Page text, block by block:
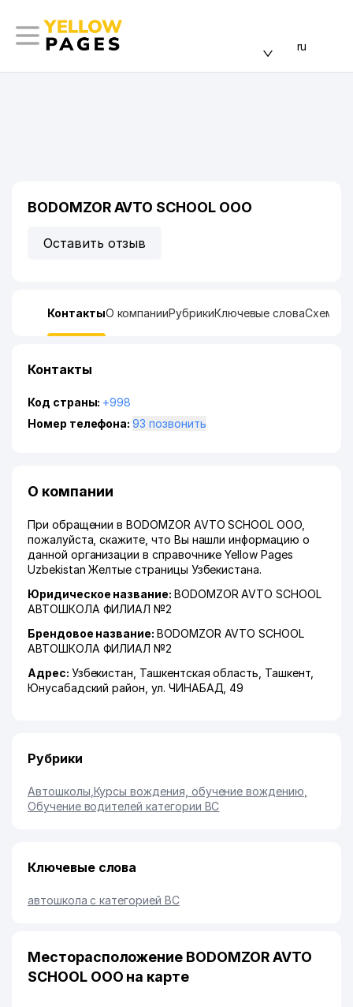
ru
BODOMZOR AVTO SCHOOL ООО
Оставить отзыв
КонтактыО компанииРубрикиКлючевые словаСхема
Контакты
Код страны: +998
Номер телефона:
93 позвонить
О компании
При обращении в BODOMZOR AVTO SCHOOL ООО,
пожалуйста, скажите, что Вы нашли информацию о
данной организации в справочнике Yellow Pages
Uzbekistan Желтые страницы Узбекистана.
Юридическое название: BODOMZOR AVTO SCHOOL
АВТОШКОЛА ФИЛИАЛ №2
Брендовое название: BODOMZOR AVTO SCHOOL
АВТОШКОЛА ФИЛИАЛ №2
Адрес: Узбекистан, Ташкентская область Ташкент,
Юнусабадский район ,ул. ЧИНАБАД , 49
Рубрики
Автошколы Курсы вождения, обучение вождению
Обучение водителей категории BC
Ключевые слова
автошкола с категорией ВС
Месторасположение BODOMZOR AVTO
SCHOOL ООО на карте